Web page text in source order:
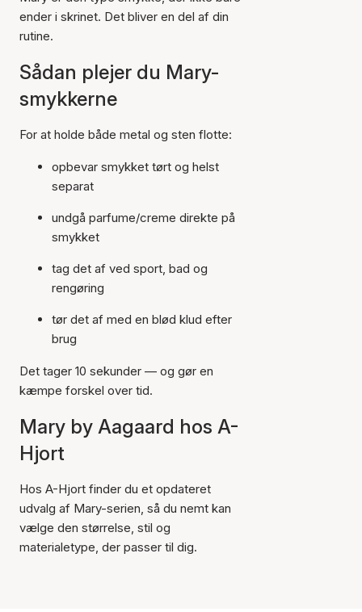
ender i skrinet. Det bliver en del af din
rutine.
Sådan plejer du Mary-
smykkerne
For at holde både metal og sten flotte:
opbevar smykket tørt og helst
separat
undgå parfume/creme direkte på
smykket
tag det af ved sport, bad og
rengøring
tør det af med en blød klud efter
brug
Det tager 10 sekunder — og gør en
kæmpe forskel over tid.
Mary by Aagaard hos A-
Hjort
Hos A-Hjort finder du et opdateret
udvalg af Mary-serien, så du nemt kan
vælge den størrelse, stil og
materialetype, der passer til dig.